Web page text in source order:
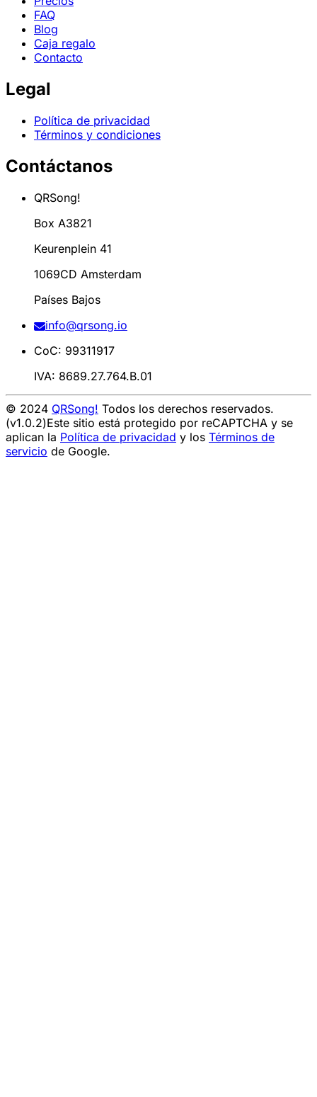
FAQ
Blog
Caja regalo
Contacto
Legal
Política de privacidad
Términos y condiciones
Contáctanos
QRSong!
Box A3821
Keurenplein 41
1069CD Amsterdam
Países Bajos
info@qrsong.io
CoC: 99311917
IVA: 8689.27.764.B.01
© 2024 QRSong! Todos los derechos reservados.
(v1.0.2)Este sitio está protegido por reCAPTCHA y se
aplican la Política de privacidad y los Términos de
servicio de Google.